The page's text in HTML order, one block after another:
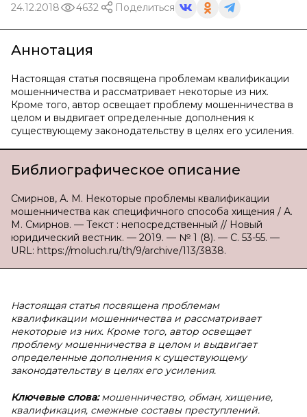
24.12.2018 4632 Поделиться
Аннотация
Настоящая статья посвящена проблемам квалификации
мошенничества и рассматривает некоторые из них.
Кроме того, автор освещает проблему мошенничества в
целом и выдвигает определенные дополнения к
существующему законодательству в целях его усиления.
Библиографическое описание
Смирнов, А. М. Некоторые проблемы квалификации
мошенничества как специфичного способа хищения / А.
М. Смирнов. — Текст : непосредственный // Новый
юридический вестник. — 2019. — № 1 (8). — С. 53-55. —
URL: https://moluch.ru/th/9/archive/113/3838.
Настоящая статья посвящена проблемам
квалификации мошенничества и рассматривает
некоторые из них. Кроме того, автор освещает
проблему мошенничества в целом и выдвигает
определенные дополнения к существующему
законодательству в целях его усиления.
Ключевые слова:мошенничество, обман, хищение,
квалификация, смежные составы преступлений.